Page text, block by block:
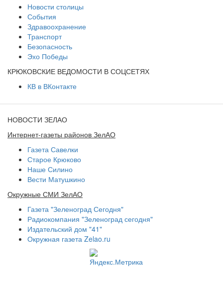
Новости столицы
События
Здравоохранение
Транспорт
Безопасность
Эхо Победы
КРЮКОВСКИЕ ВЕДОМОСТИ В СОЦСЕТЯХ
КВ в ВКонтакте
НОВОСТИ ЗЕЛАО
Интернет-газеты районов ЗелАО
Газета Савелки
Старое Крюково
Наше Силино
Вести Матушкино
Окружные СМИ ЗелАО
Газета "Зеленоград Сегодня"
Радиокомпания "Зеленоград сегодня"
Издательский дом "41"
Окружная газета Zelao.ru